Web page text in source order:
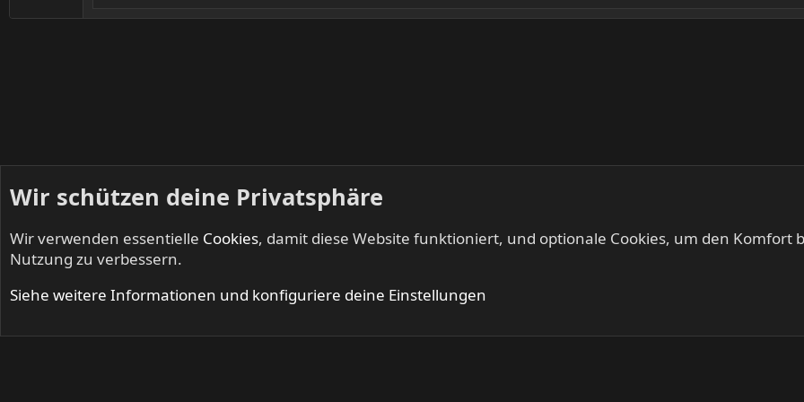
Startseite Mitglieder
Wir schützen deine Privatsphäre
Wir verwenden essentielle Cookies, damit diese Website funktioniert, und optionale Cookies, um den Komfort
Nutzung zu verbessern.
Siehe weitere Informationen und konfiguriere deine Einstellungen